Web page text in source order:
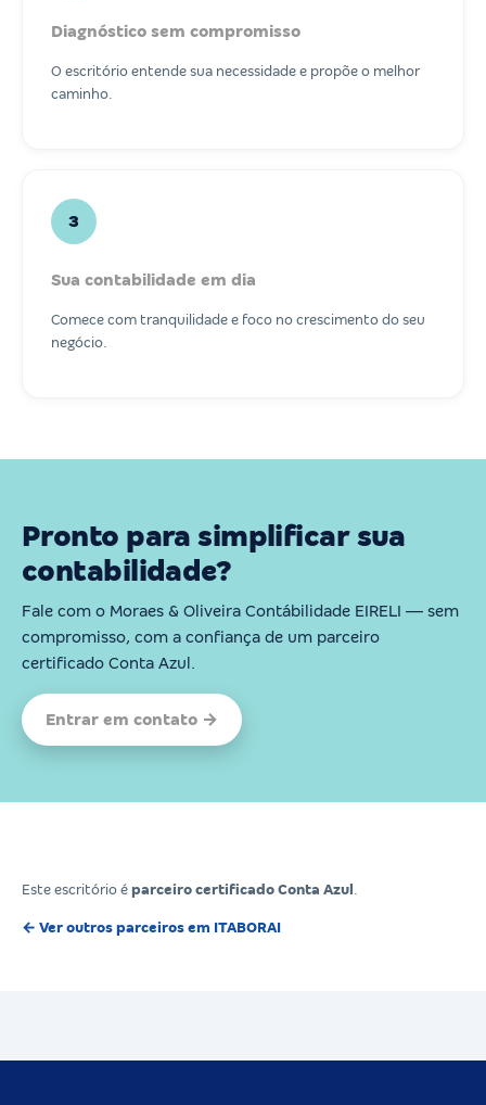
Diagnóstico sem compromisso
O escritório entende sua necessidade e propõe o melhor
caminho.
3
Sua contabilidade em dia
Comece com tranquilidade e foco no crescimento do seu
negócio.
Pronto para simplificar sua
contabilidade?
Fale com o Moraes & Oliveira Contábilidade EIRELI — sem
compromisso, com a confiança de um parceiro
certificado Conta Azul.
Entrar em contato →
Este escritório é parceiro certificado Conta Azul
← Ver outros parceiros em ITABORAI